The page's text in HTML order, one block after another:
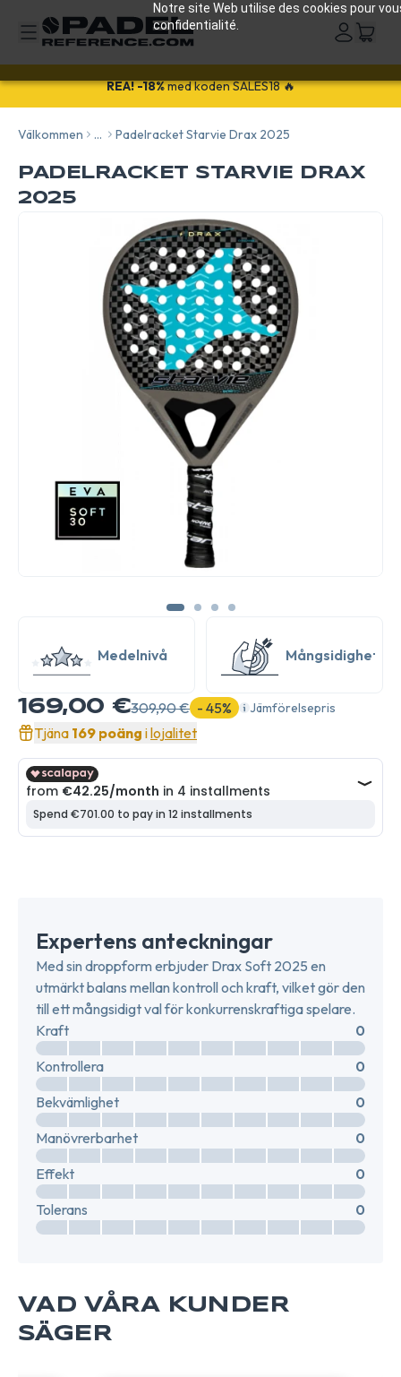
Notre site Web utilise des cookies pour
confidentialité.
REA!-18%med koden SALES18 🔥
Välkommen ... Padelracket Starvie Drax 2025
PADELRACKET STARVIE DRAX
2025
Medelnivå Mångsidighet
169,00 €309,90 € - 45% Jämförelsepris
Tjäna 169 poäng ilojalitet
Expertens anteckningar
Med sin droppform erbjuder Drax Soft 2025 en
utmärkt balans mellan kontroll och kraft, vilket gör den
till ett mångsidigt val för konkurrenskraftiga spelare.
Kraft
0
Kontrollera
0
Bekvämlighet
0
Manövrerbarhet
0
Effekt
0
Tolerans
0
VAD VÅRA KUNDER
SÄGER